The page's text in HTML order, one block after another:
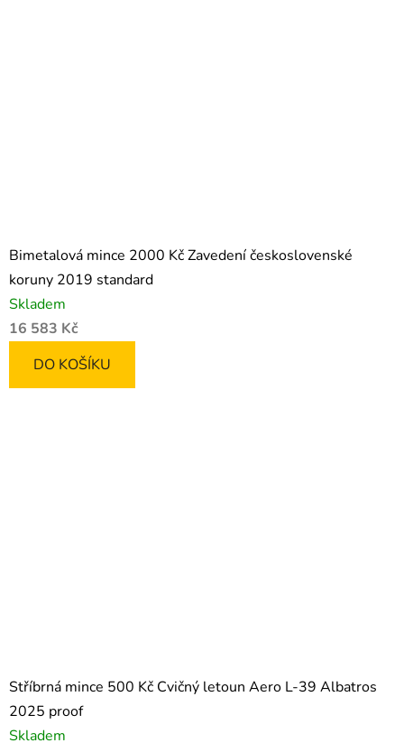
Bimetalová mince 2000 Kč Zavedení československé
koruny 2019 standard
Skladem
16 583 Kč
DO KOŠÍKU
Stříbrná mince 500 Kč Cvičný letoun Aero L-39 Albatros
2025 proof
Skladem